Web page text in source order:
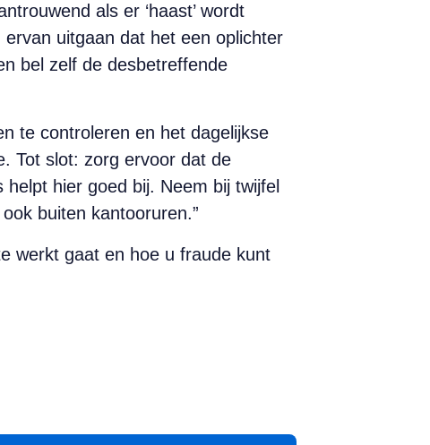
als er ‘haast’ wordt
uitgaan dat het een oplichter
bel zelf de desbetreffende
te controleren en het dagelijkse
Tot slot: zorg ervoor dat de
hier goed bij. Neem bij twijfel
buiten kantooruren.”
werkt gaat en hoe u fraude kunt